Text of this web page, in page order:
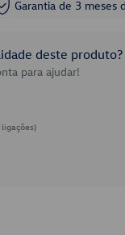
Garantia de 3 meses
deste produto?
para ajudar!